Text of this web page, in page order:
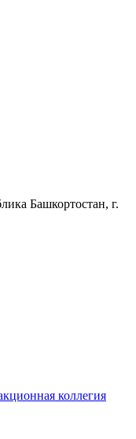
Башкортостан, г.
коллегия